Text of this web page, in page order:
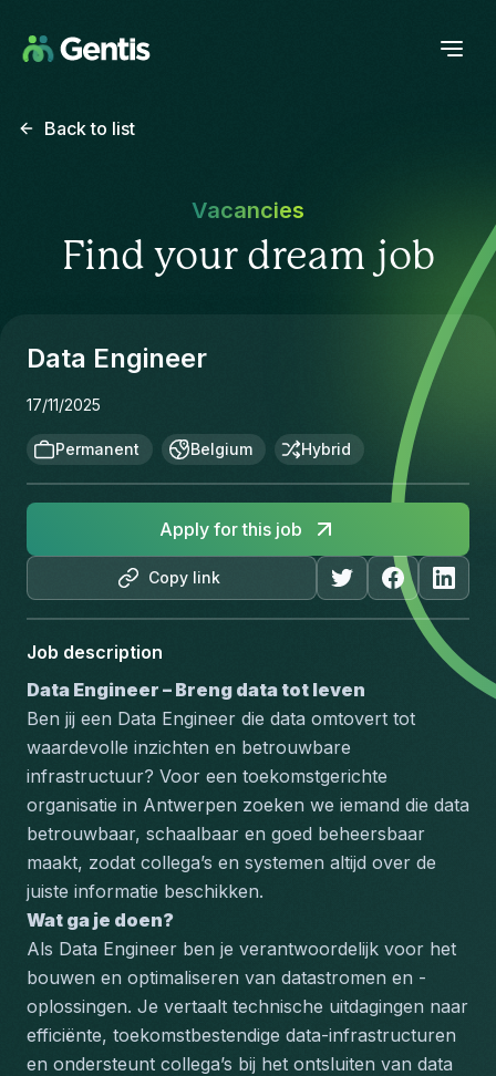
Back to list
Vacancies
Find your dream job
Data Engineer
17/11/2025
Permanent Belgium Hybrid
Copy link
Apply for this job
Job description
Data Engineer – Breng data tot leven
Ben jij een Data Engineer die data omtovert tot
waardevolle inzichten en betrouwbare
infrastructuur? Voor een toekomstgerichte
organisatie in Antwerpen zoeken we iemand die data
betrouwbaar, schaalbaar en goed beheersbaar
maakt, zodat collega’s en systemen altijd over de
juiste informatie beschikken.
Wat ga je doen?
Als Data Engineer ben je verantwoordelijk voor het
bouwen en optimaliseren van datastromen en -
oplossingen. Je vertaalt technische uitdagingen naar
efficiënte, toekomstbestendige data-infrastructuren
en ondersteunt collega’s bij het ontsluiten van data